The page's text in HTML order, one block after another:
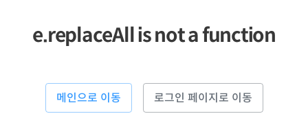
e.replaceAll is not a function
메인으로 이동 로그인 페이지로 이동